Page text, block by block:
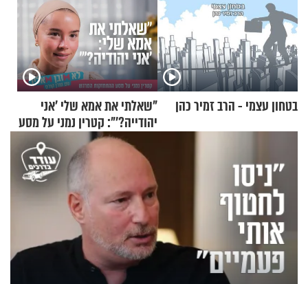
בטחון עצמי - הרב זמיר כהן
"שאלתי את אמא שלי 'אני
יהודייה?'": קטרין נמני על מסע
ההתחזקות המרגש